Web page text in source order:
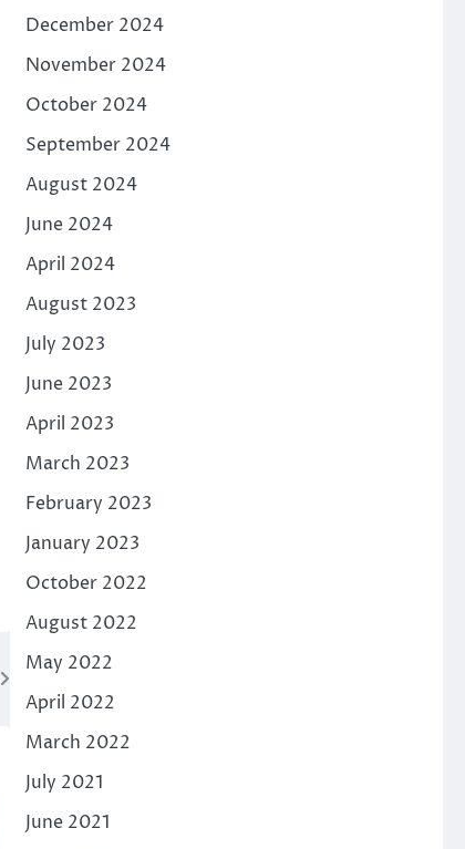
December 2024
November 2024
October 2024
September 2024
August 2024
June 2024
April 2024
August 2023
July 2023
June 2023
April 2023
March 2023
February 2023
January 2023
October 2022
August 2022
May 2022
April 2022
March 2022
July 2021
June 2021